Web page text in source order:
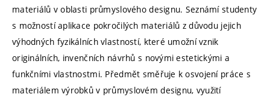
materiálů v oblasti průmyslového designu. Seznámí studenty
s možností aplikace pokročilých materiálů z důvodu jejich
výhodných fyzikálních vlastností, které umožní vznik
originálních, invenčních návrhů s novými estetickými a
funkčními vlastnostmi. Předmět směřuje k osvojení práce s
materiálem výrobků v průmyslovém designu, využití